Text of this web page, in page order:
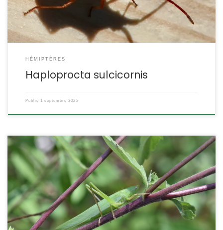
HÉMIPTÈRES
Haploprocta sulcicornis
Publié 1 septembre 2025
Comme leur nom l’indique, les conocéphales ont la tête conique
avec le front pointé vers l’avant. La ruspolie est les plus grand
représentant de cette famille en Europe. Plutôt méridionale, on la
rencontre néanmoins dans la quasi totalité de notre pays. Elle
recherche des zones humides, ensoleillées et riches en
graminées. Ruspolia […]